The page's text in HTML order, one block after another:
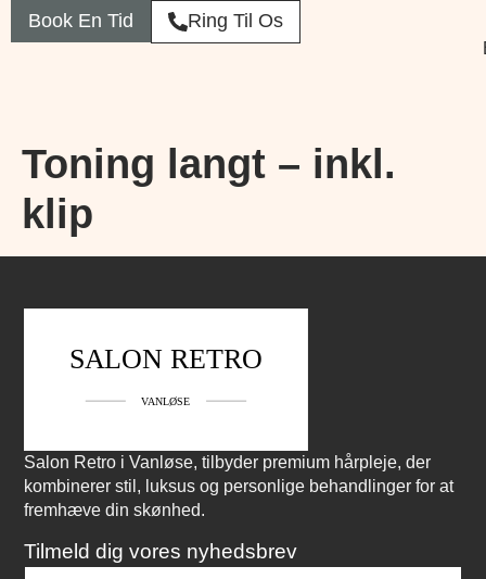
Book En Tid Ring Til Os
Toning langt – inkl.
klip
Salon Retro i Vanløse, tilbyder premium hårpleje, der
kombinerer stil, luksus og personlige behandlinger for at
fremhæve din skønhed.
Tilmeld dig vores nyhedsbrev